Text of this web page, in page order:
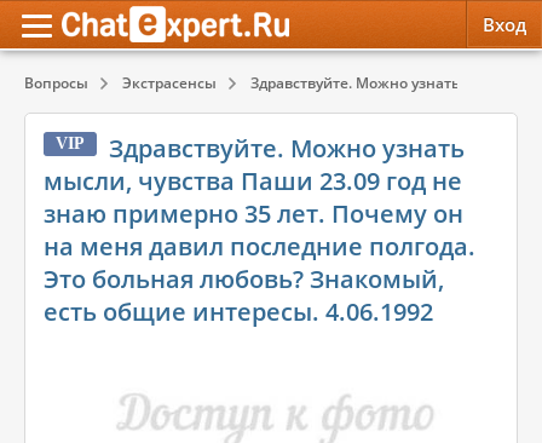
Вход
Вопросы Экстрасенсы Здравствуйте. Можно узнать мысли,
VIP
Здравствуйте. Можно узнать
мысли, чувства Паши 23.09 год не
знаю примерно 35 лет. Почему он
на меня давил последние полгода.
Это больная любовь? Знакомый,
есть общие интересы. 4.06.1992
Психология
Эзотерика
Красота, Здоровье
Психология
Эзотерика
Красота, Здоровье
Обратная связь
Служба поддержки
Правила сервиса